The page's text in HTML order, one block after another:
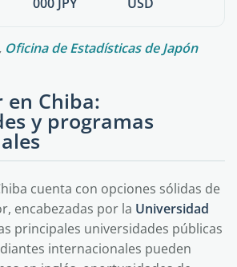
Oficina de Estadísticas de Japón
en Chiba:
y programas
cuenta con opciones sólidas de
encabezadas por la Universidad
principales universidades públicas
internacionales pueden